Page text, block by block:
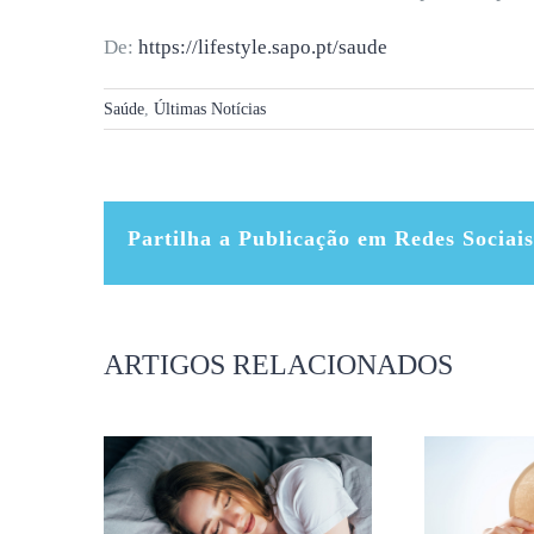
De: https://lifestyle.sapo.pt/saude
Saúde, Últimas Notícias
Partilha a Publicação em Redes
ARTIGOS RELACIONADOS